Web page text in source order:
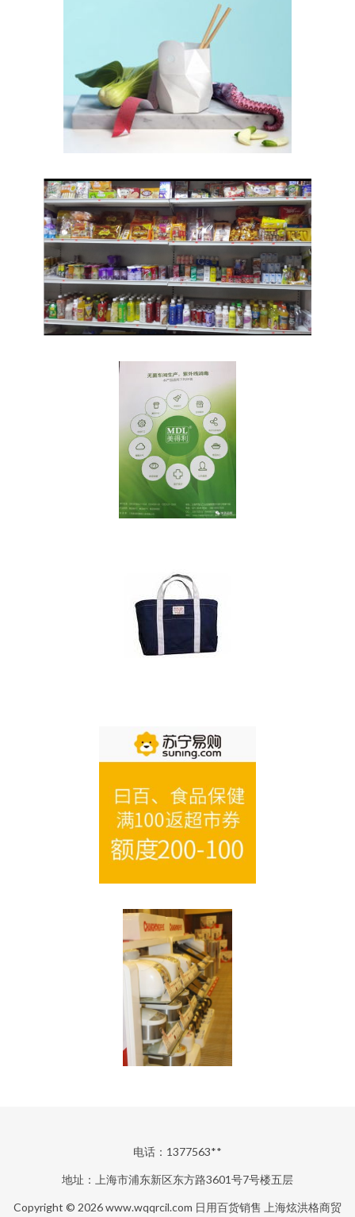
电话：1377563**
地址：上海市浦东新区东方路3601号7号楼五层
Copyright © 2026www.wqqrcil.com 日用百货销售
上海炫洪格商贸